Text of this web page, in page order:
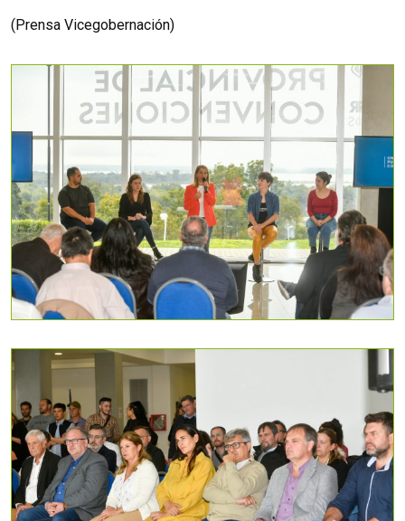
(Prensa Vicegobernación)